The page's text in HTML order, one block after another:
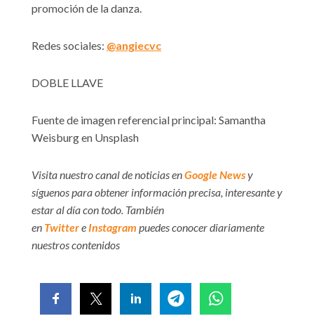
promoción de la danza.
Redes sociales: @angiecvc
DOBLE LLAVE
Fuente de imagen referencial principal: Samantha
Weisburg en Unsplash
Visita nuestro canal de noticias enGoogle Newsy
síguenos para obtener información precisa, interesante y
estar al día con todo. También
en Twittere Instagram puedes conocer diariamente
nuestros contenidos